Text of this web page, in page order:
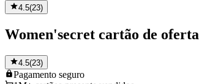
4.5(23)
Women'secret cartão de oferta
4.5(23)
Pagamento seguro